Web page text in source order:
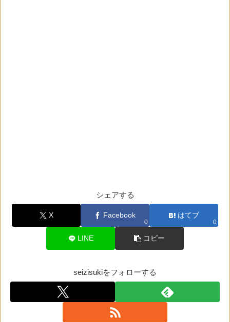
シェアする
X Facebook
0
はてブ
0
LINE コピー
seizisukiをフォローする